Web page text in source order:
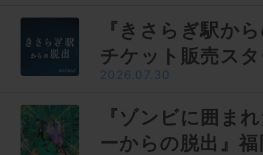
『きさらぎ駅か
チケット販売ス
2026.07.30
『ゾンビに囲ま
ーからの脱出』